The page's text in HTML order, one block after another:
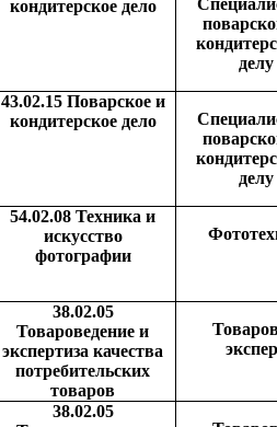
кондитерское дело
делу
43.02.15 Поварское и
кондитерское дело
делу
54.02.08 Техника и
искусство
фотографии
38.02.05
Товароведение и
экспертиза качества
потребительских
товаров
38.02.05